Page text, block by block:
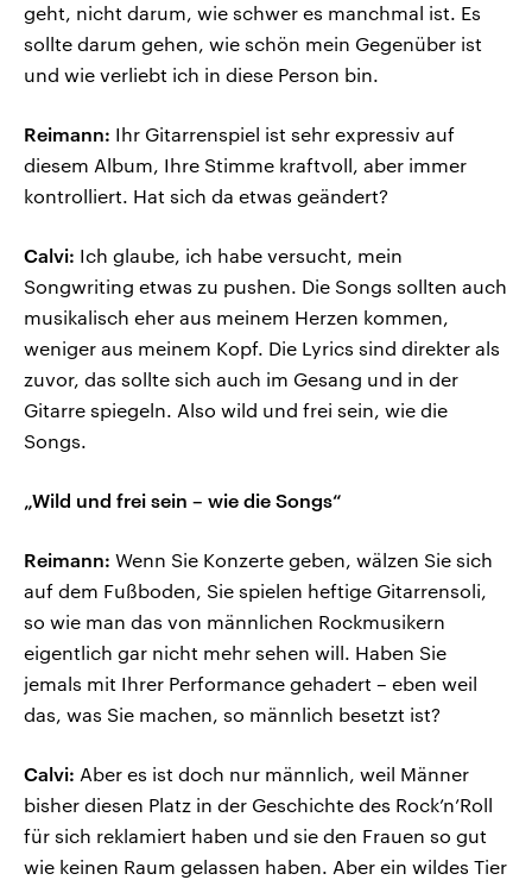
geht, nicht darum, wie schwer es manchmal ist. Es
sollte darum gehen, wie schön mein Gegenüber ist
und wie verliebt ich in diese Person bin.
Reimann: Ihr Gitarrenspiel ist sehr expressiv auf
diesem Album, Ihre Stimme kraftvoll, aber immer
kontrolliert. Hat sich da etwas geändert?
Calvi: Ich glaube, ich habe versucht, mein
Songwriting etwas zu pushen. Die Songs sollten auch
musikalisch eher aus meinem Herzen kommen,
weniger aus meinem Kopf. Die Lyrics sind direkter als
zuvor, das sollte sich auch im Gesang und in der
Gitarre spiegeln. Also wild und frei sein, wie die
Songs.
„Wild und frei sein – wie die Songs“
Reimann: Wenn Sie Konzerte geben, wälzen Sie sich
auf dem Fußboden, Sie spielen heftige Gitarrensoli,
so wie man das von männlichen Rockmusikern
eigentlich gar nicht mehr sehen will. Haben Sie
jemals mit Ihrer Performance gehadert – eben weil
das, was Sie machen, so männlich besetzt ist?
Calvi: Aber es ist doch nur männlich, weil Männer
bisher diesen Platz in der Geschichte des Rock’n’Roll
für sich reklamiert haben und sie den Frauen so gut
wie keinen Raum gelassen haben. Aber ein wildes Tier